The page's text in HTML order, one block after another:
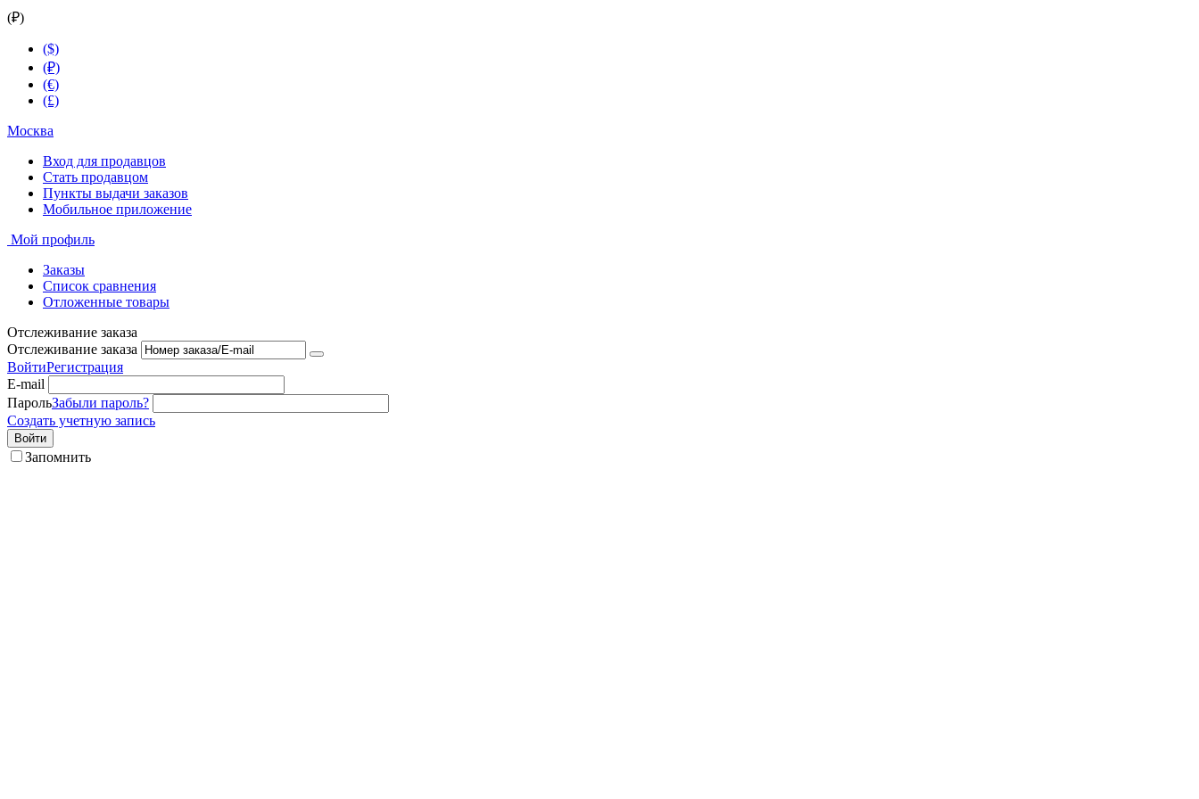
(₽)
($)
(₽)
(€)
(£)
Москва
Вход для продавцов
Стать продавцом
Пункты выдачи заказов
Мобильное приложение
Мой профиль
Заказы
Список сравнения
Отложенные товары
Отслеживание заказа
Отслеживание заказа
ВойтиРегистрация
E-mail
ПарольЗабыли пароль?
Создать учетную запись
Войти
Запомнить